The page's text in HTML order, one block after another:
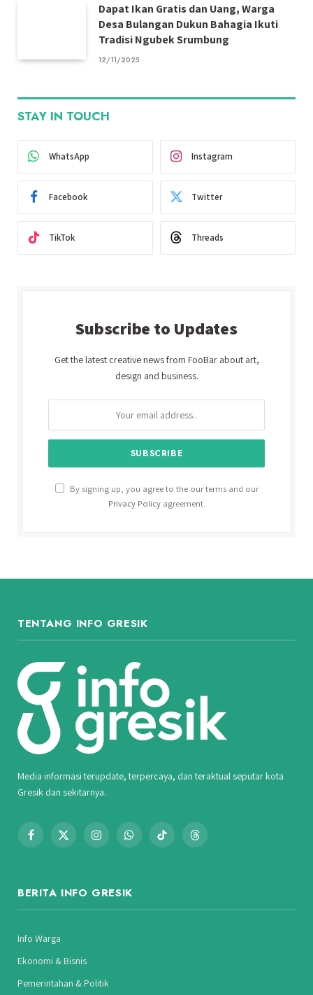
Dapat Ikan Gratis dan Uang, Warga
Desa Bulangan Dukun Bahagia Ikuti
Tradisi Ngubek Srumbung
12/11/2025
STAY IN TOUCH
WhatsApp Instagram
Facebook Twitter
TikTok Threads
Subscribe to Updates
Get the latest creative news from FooBar about art,
design and business.
By signing up, you agree to the our terms and our
Privacy Policyagreement.
TENTANG INFO GRESIK
Media informasi terupdate, terpercaya, dan teraktual seputar kota
Gresik dan sekitarnya.
Facebook
X
InstagramWhatsAppTikTok Threads
BERITA INFO GRESIK
Info Warga
Ekonomi & Bisnis
Pemerintahan & Politik